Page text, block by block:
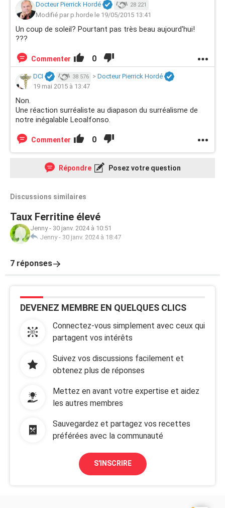
Docteur Pierrick Hordé 28 221
Modifié par p.horde le 19/05/2015 13:41
Un coup de soleil? Pourtant pas très beau aujourd'hui!
???
Commenter 0
DCI 38 576 > Docteur Pierrick Hordé
19 mai 2015 à 13:47
Non.
Une réaction surréaliste au diapason du surréalisme de
notre inégalable Leoalfonso.
Commenter 0
Répondre Posez votre question
Discussions similaires
Taux Ferritine élevé
Jenny- 30 janv. 2024 à 10:51
Jenny- 30 janv. 2024 à 18:47
7 réponses
DEVENEZ MEMBRE EN QUELQUES CLICS
Connectez-vous simplement avec ceux qui
partagent vos intérêts
Suivez vos discussions facilement et
obtenez plus de réponses
Mettez en avant votre expertise et aidez
les autres membres
Sauvegardez et partagez vos recettes
préférées avec la communauté
S'INSCRIRE